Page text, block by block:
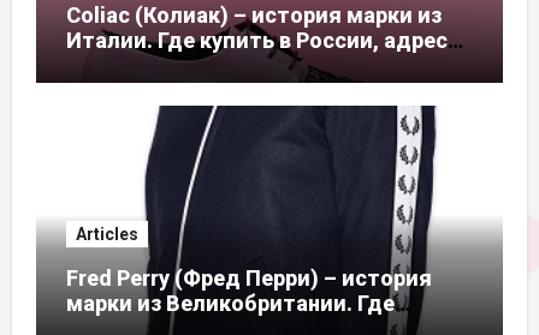
Coliac (Колиак) – история марки из
Италии. Где купить в России, адреса
магазинов
Articles
Fred Perry (Фред Перри) – история
марки из Великобритании. Где
купить в России, адреса магазинов